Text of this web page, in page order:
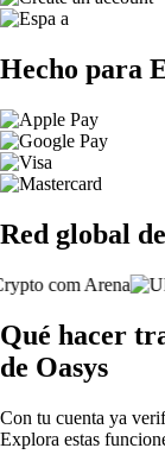
Hecho para
Red global
Qué hacer
de Oasys
Con tu cuenta ya
Explora estas